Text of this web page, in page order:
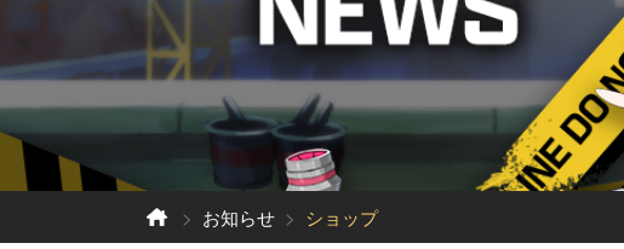
お知らせ ショップ